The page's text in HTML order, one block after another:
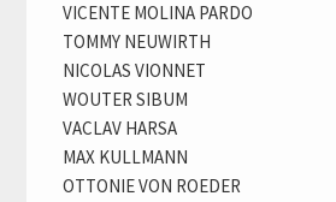
VICENTE MOLINA PARDO
TOMMY NEUWIRTH
NICOLAS VIONNET
WOUTER SIBUM
VACLAV HARSA
MAX KULLMANN
OTTONIE VON ROEDER